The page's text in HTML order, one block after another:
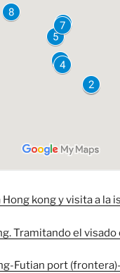
Hong kong y visita a la
Tramitando el visado
Futian port